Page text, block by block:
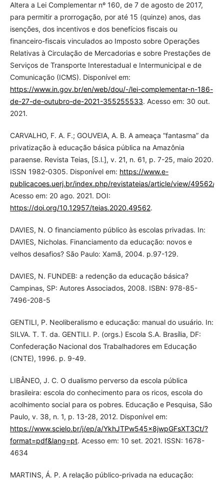
Altera a Lei Complementar nº 160, de 7 de agosto de 2017,
para permitir a prorrogação, por até 15 (quinze) anos, das
isenções, dos incentivos e dos benefícios fiscais ou
financeiro-fiscais vinculados ao Imposto sobre Operações
Relativas à Circulação de Mercadorias e sobre Prestações de
Serviços de Transporte Interestadual e Intermunicipal e de
Comunicação (ICMS). Disponível em:
https://www.in.gov.br/en/web/dou/-/lei-complementar-n-186-
de-27-de-outubro-de-2021-355255533. Acesso em: 30 out.
2021.
CARVALHO, F. A. F.; GOUVEIA, A. B. A ameaça “fantasma” da
privatização à educação básica pública na Amazônia
paraense. Revista Teias, [S.l.], v. 21, n. 61, p. 7-25, maio 2020.
ISSN 1982-0305. Disponível em: https://www.e-
publicacoes.uerj.br/index.php/revistateias/article/view/49562/
Acesso em: 20 ago. 2021. DOI:
https://doi.org/10.12957/teias.2020.49562.
DAVIES, N. O financiamento público às escolas privadas. In:
DAVIES, Nicholas. Financiamento da educação: novos e
velhos desafios? São Paulo: Xamã, 2004. p.97-129.
DAVIES, N. FUNDEB: a redenção da educação básica?
Campinas, SP: Autores Associados, 2008. ISBN: 978-85-
7496-208-5
GENTILI, P. Neoliberalismo e educação: manual do usuário. In:
SILVA. T. T. da. GENTILI. P. (orgs.) Escola S.A. Brasília, DF:
Confederação Nacional dos Trabalhadores em Educação
(CNTE), 1996. p. 9-49.
LIBÂNEO, J. C. O dualismo perverso da escola pública
brasileira: escola do conhecimento para os ricos, escola do
acolhimento social para os pobres. Educação e Pesquisa, São
Paulo, v. 38, n. 1, p. 13-28, 2012. Disponível em:
https://www.scielo.br/j/ep/a/YkhJTPw545x8jwpGFsXT3Ct/?
format=pdf&lang=pt. Acesso em: 10 set. 2021. ISSN: 1678-
4634
MARTINS, Á. P. A relação público-privada na educação: